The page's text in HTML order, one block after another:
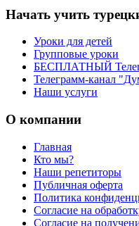
Начать учить
Уроки для детей
Групповые уроки
БЕСПЛАТНЫЙ
Телеграмм-канал
Наши услуги
О компании
Главная
Кто мы?
Наши репетиторы
Публичная оферта
Политика
Согласие на
Согласие на